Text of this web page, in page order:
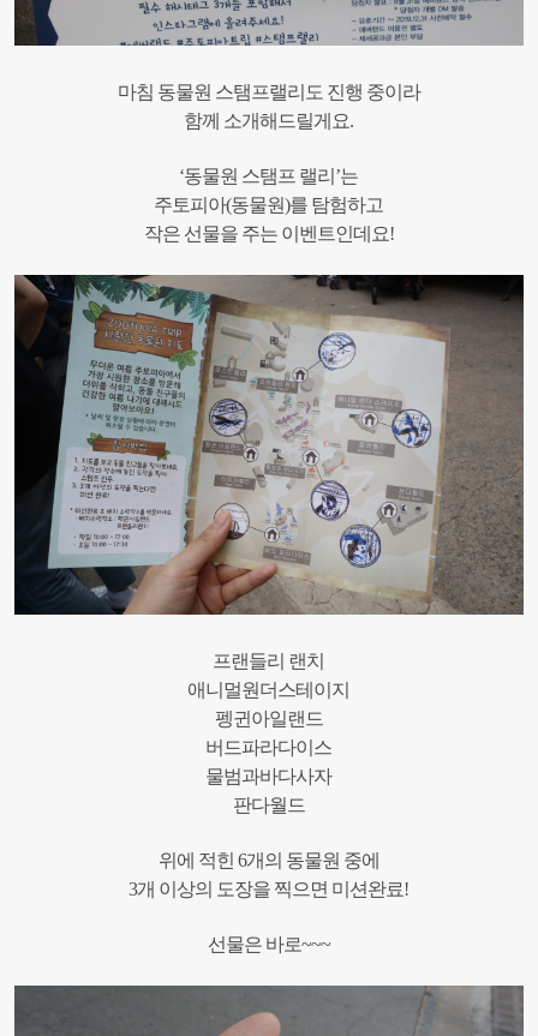
마침 동물원 스탬프랠리도 진행 중이라
함께 소개해드릴게요.
‘동물원 스탬프 랠리’는
주토피아(동물원)를 탐험하고
작은 선물을 주는 이벤트인데요!
프랜들리 랜치
애니멀원더스테이지
펭귄아일랜드
버드파라다이스
물범과바다사자
판다월드
위에 적힌 6개의 동물원 중에
3개 이상의 도장을 찍으면 미션완료!
선물은 바로~~~